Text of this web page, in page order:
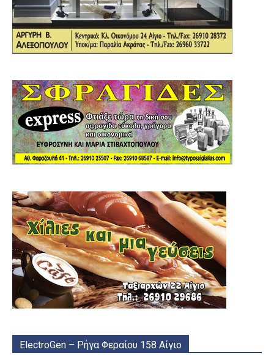
ElectroGen – Ρήγα Φεραίου 158 Αίγιο